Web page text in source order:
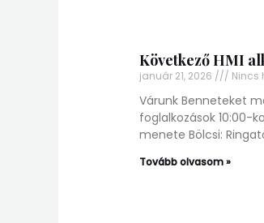
Következő HMI
január 21, 2026 Nincs
Várunk Benneteket
foglalkozások 10:00-
menete Bölcsi:
Tovább olvasom »